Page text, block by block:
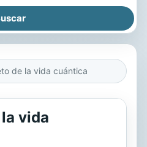
de la vida cuántica
vida